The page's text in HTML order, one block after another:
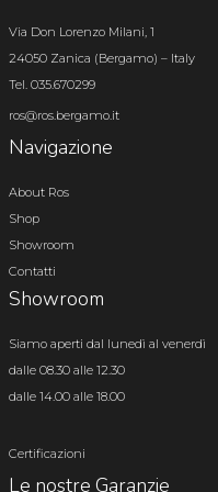
Via Don Lorenzo Milani, 1
24050 Zanica (Bergamo) – Italy
Tel. 035.670299
ros@ros.bergamo.it
Navigazione
About Ros
Shop
Showroom
Contatti
Showroom
Siamo aperti dal lunedì al venerdì
dalle 08.30 alle 12.30
dalle 14.00 alle 18.00
Certificazioni
Le nostre Garanzie